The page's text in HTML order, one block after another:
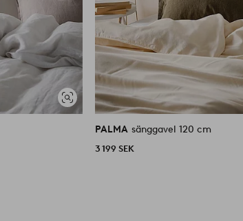
Visa
liknande
PALMA sänggavel 120 cm
3 199 SEK